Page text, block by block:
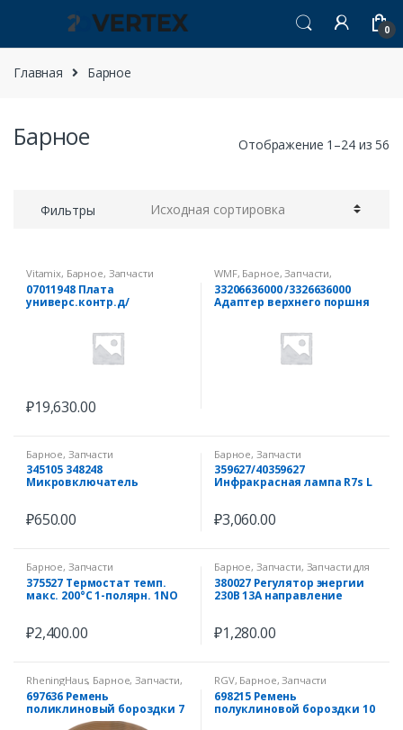
Перейти к навигации
перейти к содержанию
0
Главная Барное
Барное Отображение 1–24 из 56
Фильтры
Vitamix, Барное, Запчасти
07011948 Плата
универс.контр.д/
₽19,630.00
WMF, Барное, Запчасти,
Запчасти для Кофемашин
33206636000 /3326636000
Адаптер верхнего поршня
Барное, Запчасти
345105 348248
Микровключатель
₽650.00
Барное, Запчасти
359627/40359627
Инфракрасная лампа R7s L
₽3,060.00
Барное, Запчасти
375527 Термостат темп.
макс. 200°C 1-полярн. 1NO
₽2,400.00
Барное, Запчасти, Запчасти для
Пароконвектоматов
380027 Регулятор энергии
230В 13А направление
₽1,280.00
RheningHaus, Барное,Запчасти,
Запчасти для овощерезок
697636 Ремень
поликлиновый бороздки 7
Ш 19мм Д 610мм профиль
RGV, Барное,Запчасти
698215 Ремень
полуклиновой бороздки 10